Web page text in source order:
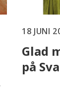
18 JUNI
Glad
på